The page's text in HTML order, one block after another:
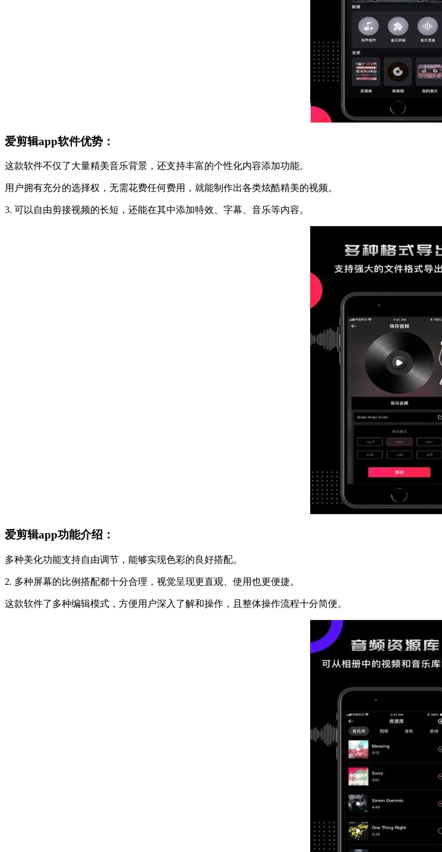
爱剪辑app软件优势：
这款软件不仅了大量精美音乐背景，还支持丰富的个性化内容添加功能。
用户拥有充分的选择权，无需花费任何费用，就能制作出各类炫酷精美的视频。
3. 可以自由剪接视频的长短，还能在其中添加特效、字幕、音乐等内容。
爱剪辑app功能介绍：
多种美化功能支持自由调节，能够实现色彩的良好搭配。
2. 多种屏幕的比例搭配都十分合理，视觉呈现更直观、使用也更便捷。
这款软件了多种编辑模式，方便用户深入了解和操作，且整体操作流程十分简便。